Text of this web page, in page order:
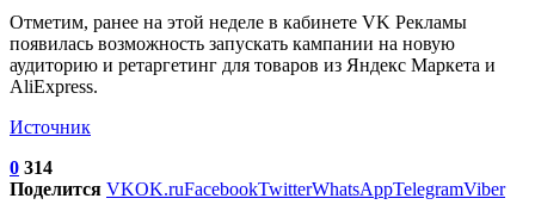
Отметим, ранее на этой неделе в кабинете VK Рекламы
появилась возможность запускать кампании на новую
аудиторию и ретаргетинг для товаров из Яндекс Маркета и
AliExpress.
Источник
0 314
Поделится VKOK.ruFacebookTwitterWhatsAppTelegramViber